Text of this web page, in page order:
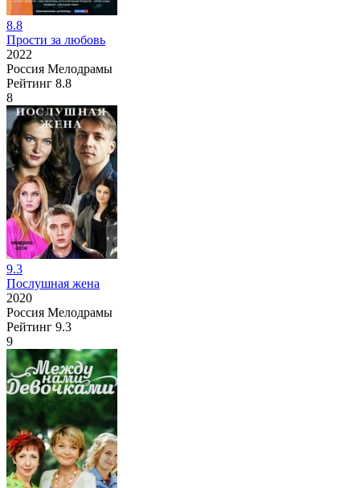
8.8
Прости за любовь
2022
Россия Мелодрамы
Рейтинг 8.8
8
9.3
Послушная жена
2020
Россия Мелодрамы
Рейтинг 9.3
9